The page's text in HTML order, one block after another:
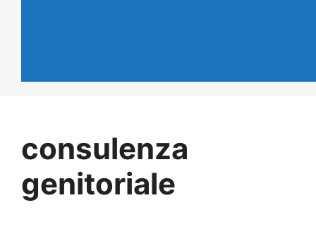
consulenza
genitoriale